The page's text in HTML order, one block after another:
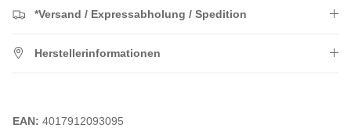
*Versand / Expressabholung / Spedition
Herstellerinformationen
EAN: 4017912093095